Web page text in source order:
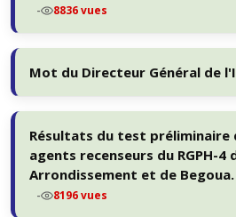
- 8836 vues
Mot du Directeur Général de
Résultats du test préliminaire
agents recenseurs du RGPH-4
Arrondissement et de Begoua.
- 8196 vues